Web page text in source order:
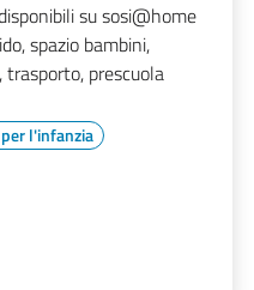
su sosi@home
spazio bambini,
prescuola
l'infanzia